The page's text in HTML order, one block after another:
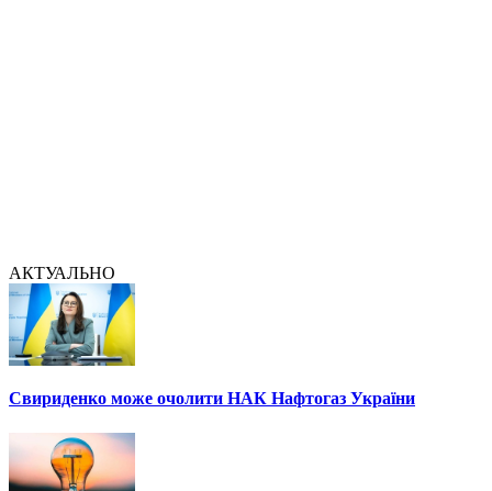
АКТУАЛЬНО
Свириденко може очолити НАК Нафтогаз України